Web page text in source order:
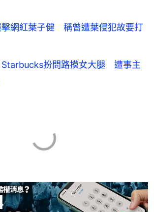
擊網紅葉子健 稱曾遭葉侵犯故要打
扮問路摸女大腿 遭事主